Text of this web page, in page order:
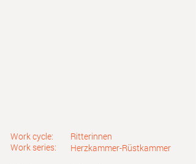
Work cycle:
Work series:
Ritterinnen
Herzkammer-Rüstkammer